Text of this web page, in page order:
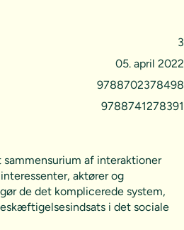
3
05. april 2022
9788702378498
9788741278391
af interaktioner
aktører og
de det komplicerede system,
i det sociale